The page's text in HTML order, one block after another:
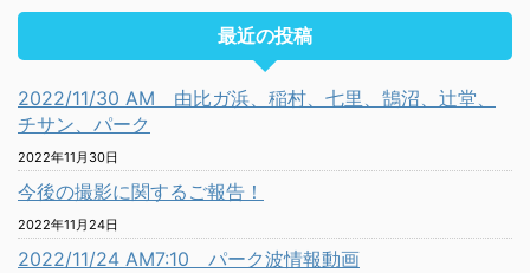
最近の投稿
2022/11/30 AM 由比ガ浜、稲村、七里、鵠沼、辻堂、
チサン、パーク
2022年11月30日
今後の撮影に関するご報告！
2022年11月24日
2022/11/24 AM7:10 パーク波情報動画